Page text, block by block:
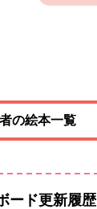
の絵本一覧
ード更新履歴